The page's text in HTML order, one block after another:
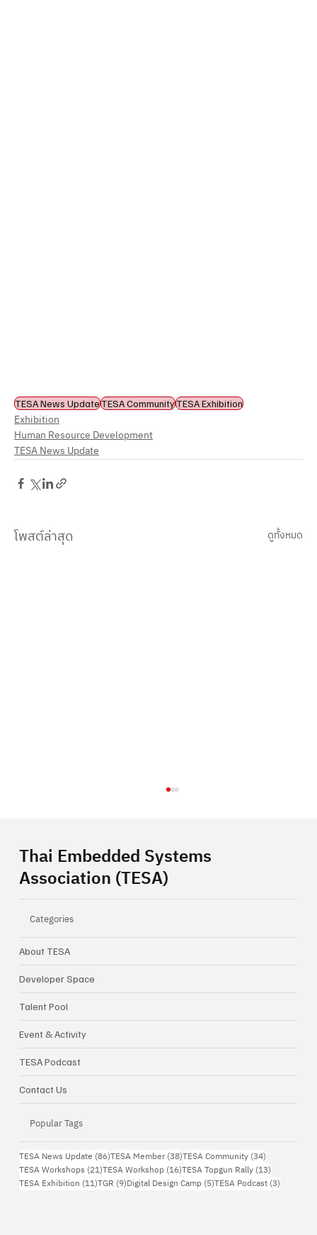
TESA News UpdateTESA CommunityTESA Exhibition
Exhibition
Human Resource Development
TESA News Update
โพสต์ล่าสุด ดูทั้งหมด
Closing Inspiration Talk: ความท้าทายใน
การทำ Startup ในเมืองไทย จากไอเดีย...สู่
ธุรกิจจริง
Thai Embedded Systems
Association (TESA)
Categories
About TESA
Developer Space
Talent Pool
Event & Activity
TESA Podcast
Contact Us
Popular Tags
TESA News Update (86)86 กระทู้
TESA Member (38)38 กระทู้
TESA Community (34)34 กระทู้
TESA Workshops (21)21 กระทู้
TESA Workshop (16)16 กระทู้
TESA Topgun Rally (13)13 กระทู้
TESA Exhibition (11)11 กระทู้
TGR (9)9 กระทู้
Digital Design Camp (5)5 กระทู้
TESA Podcast (3)3 กระทู้